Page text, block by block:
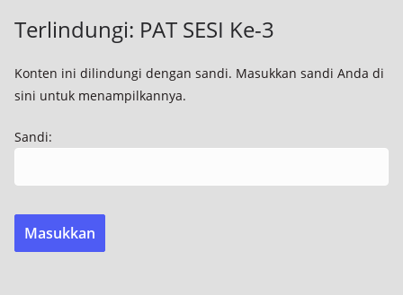
Terlindungi: PAT SESI Ke-3
Konten ini dilindungi dengan sandi. Masukkan sandi Anda di
sini untuk menampilkannya.
Sandi: